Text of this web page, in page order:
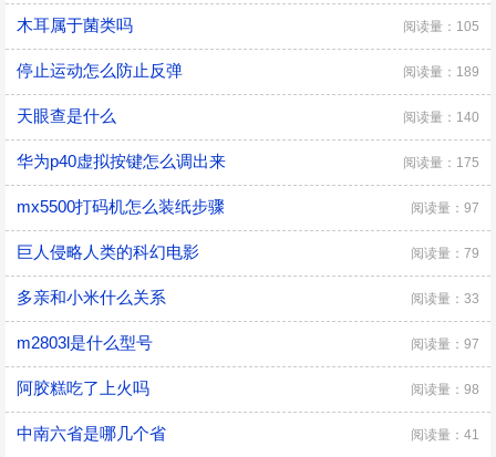
木耳属于菌类吗 阅读量：105
停止运动怎么防止反弹 阅读量：189
天眼查是什么 阅读量：140
华为p40虚拟按键怎么调出来 阅读量：175
mx5500打码机怎么装纸步骤 阅读量：97
巨人侵略人类的科幻电影 阅读量：79
多亲和小米什么关系 阅读量：33
m2803l是什么型号 阅读量：97
阿胶糕吃了上火吗 阅读量：98
中南六省是哪几个省 阅读量：41